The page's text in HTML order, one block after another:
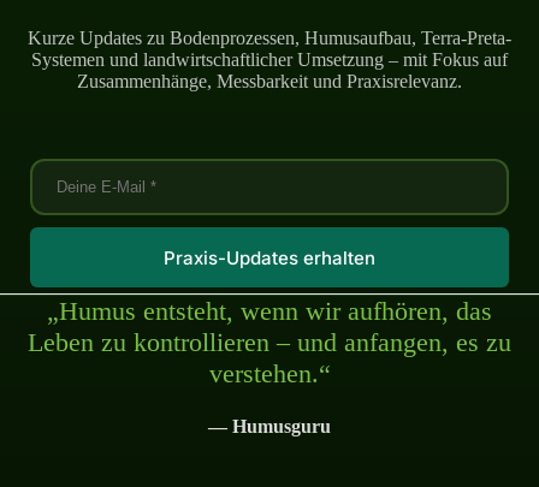
Kurze Updates zu Bodenprozessen, Humusaufbau, Terra-Preta-
Systemen und landwirtschaftlicher Umsetzung – mit Fokus auf
Zusammenhänge, Messbarkeit und Praxisrelevanz.
Praxis-Updates erhalten
„Humus entsteht, wenn wir aufhören, das
Leben zu kontrollieren – und anfangen, es zu
verstehen.“
— Humusguru